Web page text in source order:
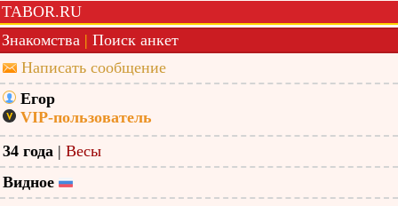
TABOR.RU
Знакомства | Поиск анкет
Написать сообщение
Егор
VIP-пользователь
34 года | Весы
Видное